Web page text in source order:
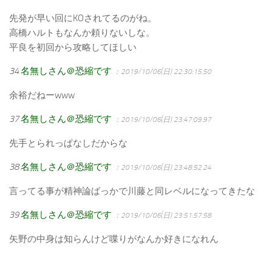
先発が早い回にKOされてるのがね。
高橋ハルトもなんか頼りないしな。
平良を初回から攻略してほしい
34名無しさん＠恐縮です ：2019/10/06(日) 22:30:15.50
余裕だねーwww
37名無しさん＠恐縮です ：2019/10/06(日) 23:47:09.97
先手とられっぱなしだからな
38名無しさん＠恐縮です ：2019/10/06(日) 23:48:52.24
言ってる事が精神論ばっかで川藤と同レベルになってきたな
39名無しさん＠恐縮です ：2019/10/06(日) 23:51:57.58
矢野の中身は知らんけど喋りがなんか好きになれん